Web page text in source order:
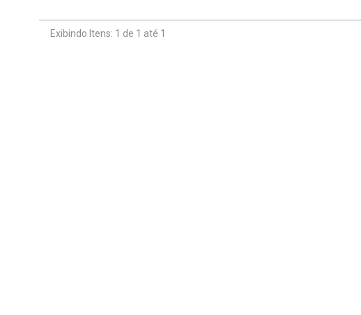
Exibindo Itens: 1 de 1 até 1